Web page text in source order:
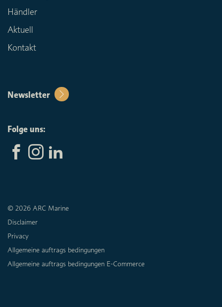
Händler
Aktuell
Kontakt
Newsletter
Folge uns:
© 2026 ARC Marine
Disclaimer
Privacy
Allgemeine auftrags bedingungen
Allgemeine auftrags bedingungen E-Commerce